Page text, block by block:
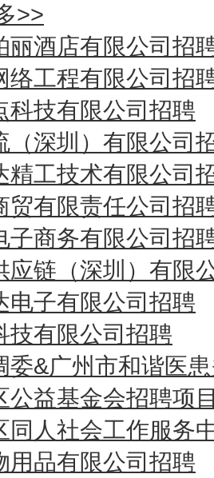
>>
丽酒店有限公司招
络工程有限公司招
科技有限公司招聘
（深圳）有限公司
精工技术有限公司
贸有限责任公司招
子商务有限公司招
应链（深圳）有限
电子有限公司招聘
技有限公司招聘
委&广州市和谐医
公益基金会招聘项
同人社会工作服务
用品有限公司招聘